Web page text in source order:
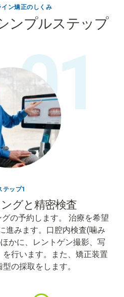
イン矯正のしくみ
ンプルステップ
01
テップ1
グと精密検査​
の予約します。​ 治療を希望
進みます。 口腔内検査(噛み
かに、レントゲン撮影、写
行います。また、矯正装置
の採取をします。